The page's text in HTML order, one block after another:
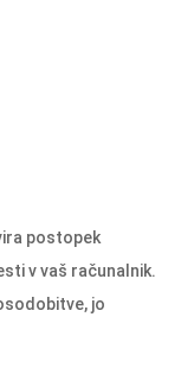
postopek
v vaš računalnik.
jo